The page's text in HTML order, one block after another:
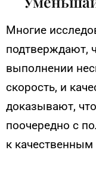
Многие
подтверждают,
выполнении
скорость, и
доказывают,
поочередно с
к